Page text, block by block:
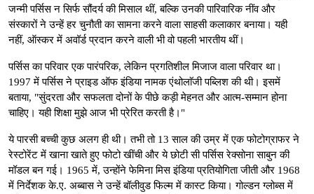
जन्मी पर्सिस न सिर्फ सौंदर्य की मिसाल थीं, बल्कि उनकी पारिवारिक नींव और
संस्कारों ने उन्हें हर चुनौती का सामना करने वाला साहसी कलाकार बनाया। यही
नहीं, ऑस्कर में अवॉर्ड प्रदान करने वाली भी वो पहली भारतीय थीं।
पर्सिस का परिवार एक पारंपरिक, लेकिन प्रगतिशील मिजाज वाला परिवार था।
1997 में पर्सिस ने प्राइड ऑफ इंडिया नामक एंथोलाॅजी पब्लिश की थी। इसमें
बताया, "सुंदरता और सफलता दोनों के पीछे कड़ी मेहनत और आत्म-सम्मान होना
चाहिए। यही शिक्षा मुझे आज भी प्रेरित करती है।"
ये पारसी बच्ची कुछ अलग ही थी। तभी तो 13 साल की उम्र में एक फोटोग्राफर ने
रेस्टोरेंट में खाना खाते हुए फोटो खींची और ये छोटी सी पर्सिस रेक्सोना साबुन की
मॉडल बन गई। 1965 में, उन्होंने फेमिना मिस इंडिया प्रतियोगिता जीती और 1968
में निर्देशक के.ए. अब्बास ने उन्हें बॉलीवुड फिल्म में कास्ट किया। गोल्डन ग्लोब्स में